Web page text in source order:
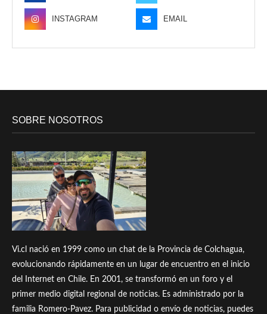
INSTAGRAM EMAIL
SOBRE NOSOTROS
Vi.cl nació en 1999 como un chat de la Provincia de Colchagua,
evolucionando rápidamente en un lugar de encuentro en el inicio
del Internet en Chile. En 2001, se transformó en un foro y el
primer medio digital regional de noticias. Es administrado por la
familia Romero-Pavez. Para publicidad o envío de noticias, puedes